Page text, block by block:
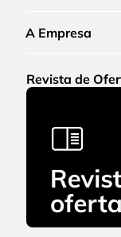
A Empresa
Revista de